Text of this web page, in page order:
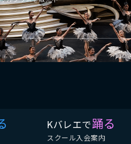
Kバレエで踊る
スクール入会案内